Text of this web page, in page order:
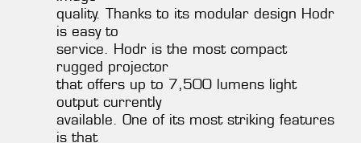
quality. Thanks to its modular design Hodr
is easy to
service. Hodr is the most compact
rugged projector
that offers up to 7,500 lumens light
output currently
available. One of its most striking features
is that